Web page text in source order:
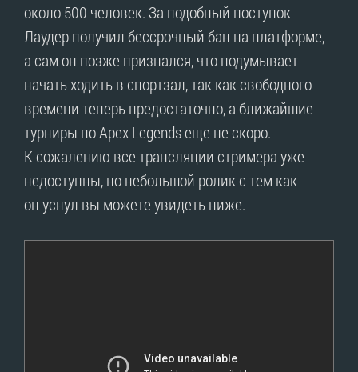
около 500 человек. За подобный поступок
Лаудер получил бессрочный бан на платформе,
а сам он позже признался, что подумывает
начать ходить в спортзал, так как свободного
времени теперь предостаточно, а ближайшие
турниры по Apex Legends еще не скоро.
К сожалению все трансляции стримера уже
недоступны, но небольшой ролик с тем как
он уснул вы можете увидеть ниже.